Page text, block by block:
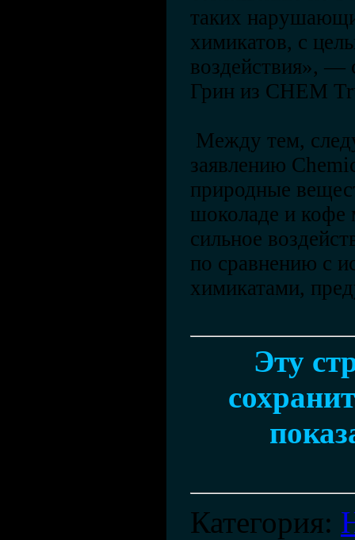
таких
химикатов, с
воздействия», —
Грин из CHEM
Между тем,
заявлению
природные
шоколаде и кофе
сильное
по сравнению с
химикатами,
Эту
Категория: